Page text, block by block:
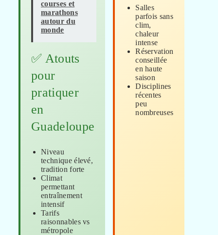
courses et
marathons
autour du
monde
✅ Atouts
pour
pratiquer
en
Guadeloupe
Niveau
technique élevé,
tradition forte
Climat
permettant
entraînement
intensif
Tarifs
raisonnables vs
métropole
Salles
parfois sans
clim,
chaleur
intense
Réservation
conseillée
en haute
saison
Disciplines
récentes
peu
nombreuses